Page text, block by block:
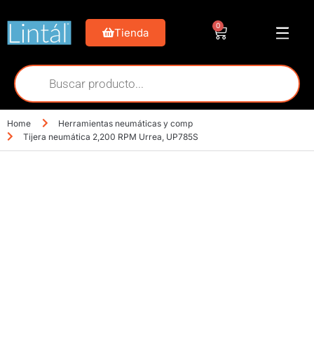
Tienda
0
Home
Herramientas neumáticas y comp
Tijera neumática 2,200 RPM Urrea, UP785S